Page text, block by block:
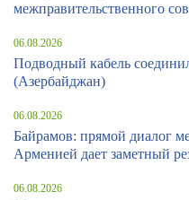
межправительственного
06.08.2026
Подводный кабель
(Азербайджан)
06.08.2026
Байрамов: прямой диалог
Арменией дает заметный
06.08.2026